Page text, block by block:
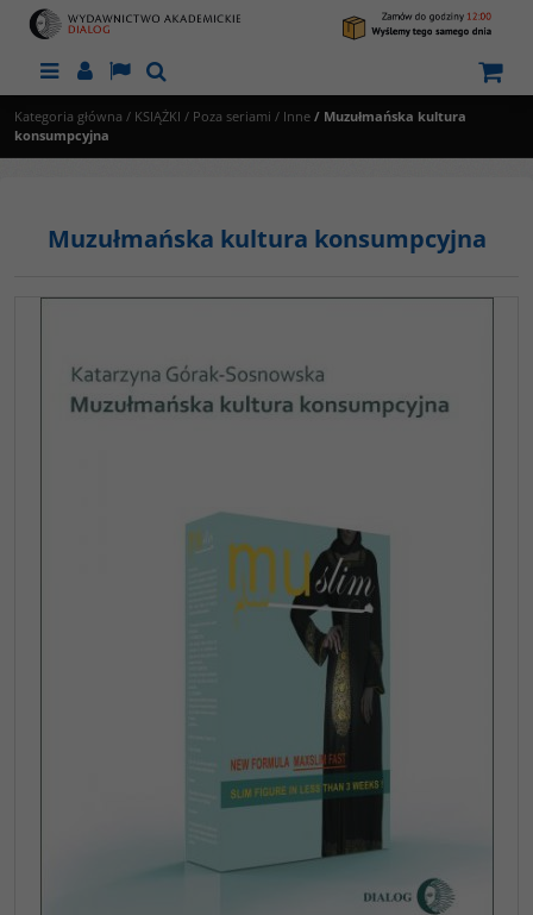
MenuPanelLangSzukaj
Kategoria główna / KSIĄŻKI / Poza seriami / Inne / Muzułmańska kultura
konsumpcyjna
Muzułmańska kultura konsumpcyjna